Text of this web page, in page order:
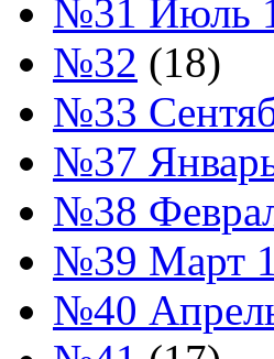
№31 Июль
№32 (18)
№33
№37
№38
№39 Март
№40